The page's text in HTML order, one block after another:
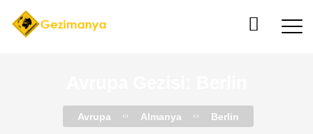
Avrupa Almanya Berlin